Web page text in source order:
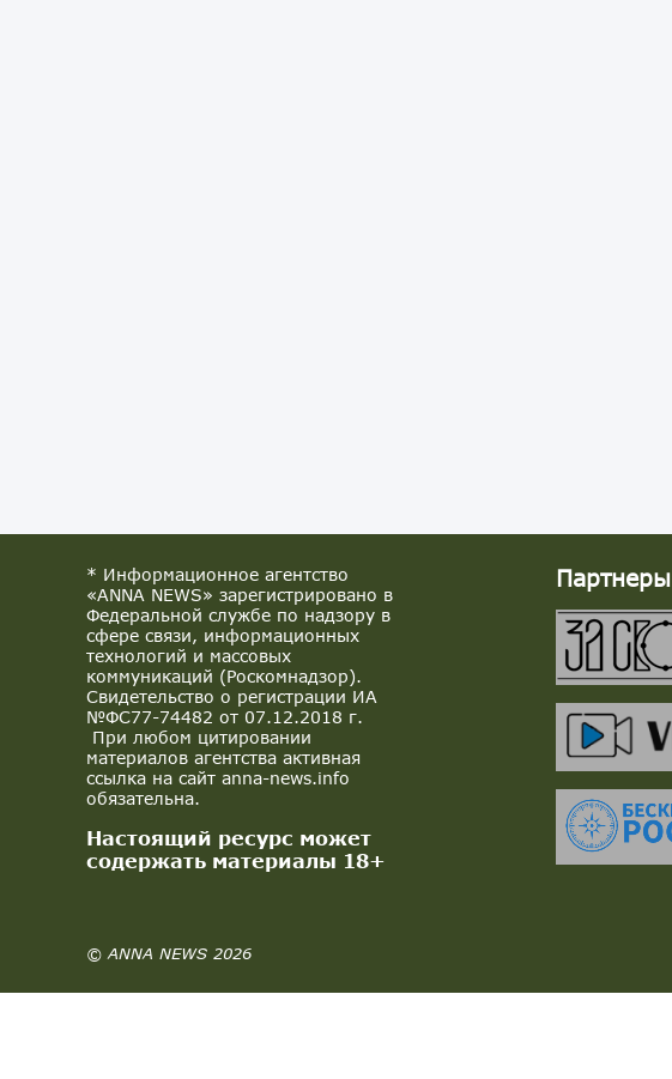
* Информационное агентство
«ANNA NEWS» зарегистрировано в
Федеральной службе по надзору в
сфере связи, информационных
технологий и массовых
коммуникаций (Роскомнадзор).
Свидетельство о регистрации ИА
№ФС77-74482 от 07.12.2018 г.
При любом цитировании
материалов агентства активная
ссылка на сайт anna-news.info
обязательна.
Настоящий ресурс может
содержать материалы 18+
© ANNA NEWS 2026
Партнеры